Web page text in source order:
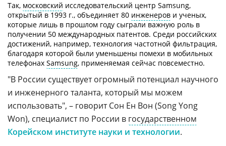
Так, московский исследовательский центр Samsung,
открытый в 1993 г., объединяет 80 инженеров и ученых,
которые лишь в прошлом году сыграли важную роль в
получении 50 международных патентов. Среди российских
достижений, например, технология частотной фильтрация,
благодаря которой были уменьшены помехи в мобильных
телефонах Samsung, применяемая сейчас повсеместно.
"В России существует огромный потенциал научного
и инженерного таланта, который мы можем
использовать", – говорит Сон Ен Вон (Song Yong
Won), специалист по России в государственном
Корейском институте науки и технологии.